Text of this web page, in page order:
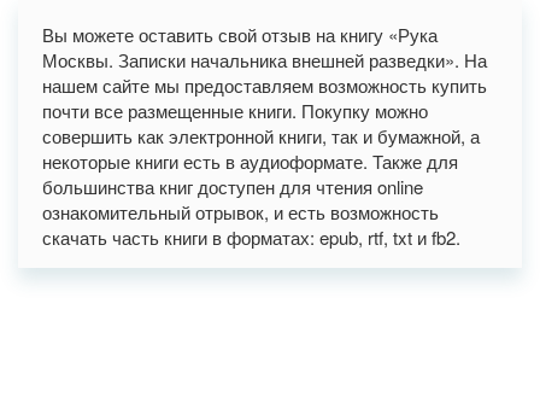
Вы можете оставить свой отзыв на книгу «Рука
Москвы. Записки начальника внешней разведки». На
нашем сайте мы предоставляем возможность купить
почти все размещенные книги. Покупку можно
совершить как электронной книги, так и бумажной, а
некоторые книги есть в аудиоформате. Также для
большинства книг доступен для чтения online
ознакомительный отрывок, и есть возможность
скачать часть книги в форматах: epub, rtf, txt и fb2.